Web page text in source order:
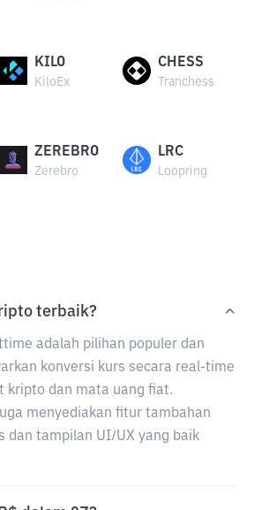
KILO
KiloEx
CHESS
Tranchess
ZEREBRO
Zerebro
LRC
Loopring
terbaik?
adalah pilihan populer dan
konversi kurs secara real-time
kripto dan mata uang fiat.
menyediakan fitur tambahan
dan tampilan UI/UX yang baik